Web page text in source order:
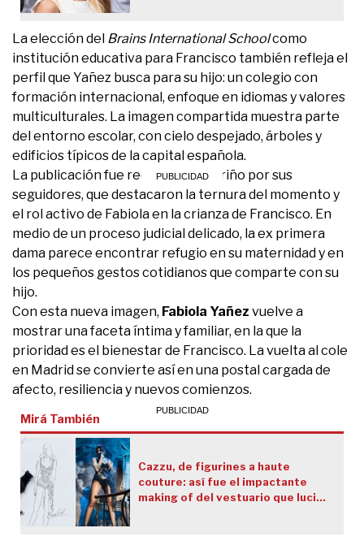
La elección del Brains International Schoolcomo
institución educativa para Francisco también refleja el
perfil que Yañez busca para su hijo: un colegio con
formación internacional, enfoque en idiomas y valores
multiculturales. La imagen compartida muestra parte
del entorno escolar, con cielo despejado, árboles y
edificios típicos de la capital española.
La publicación fue recibida con cariño por sus
seguidores, que destacaron la ternura del momento y
el rol activo de Fabiola en la crianza de Francisco. En
medio de un proceso judicial delicado, la ex primera
dama parece encontrar refugio en su maternidad y en
los pequeños gestos cotidianos que comparte con su
hijo.
Con esta nueva imagen, Fabiola Yañez vuelve a
mostrar una faceta íntima y familiar, en la que la
prioridad es el bienestar de Francisco. La vuelta al cole
en Madrid se convierte así en una postal cargada de
afecto, resiliencia y nuevos comienzos.
Mirá También
Cazzu, de figurines a haute
couture: así fue el impactante
making of del vestuario que lució